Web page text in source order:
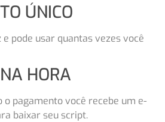
ÚNICO
pode usar quantas vezes você
HORA
pagamento você recebe um e-
baixar seu script.